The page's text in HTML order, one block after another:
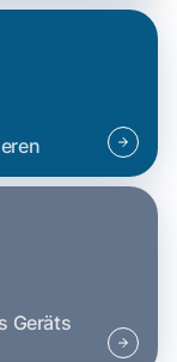
Geräts